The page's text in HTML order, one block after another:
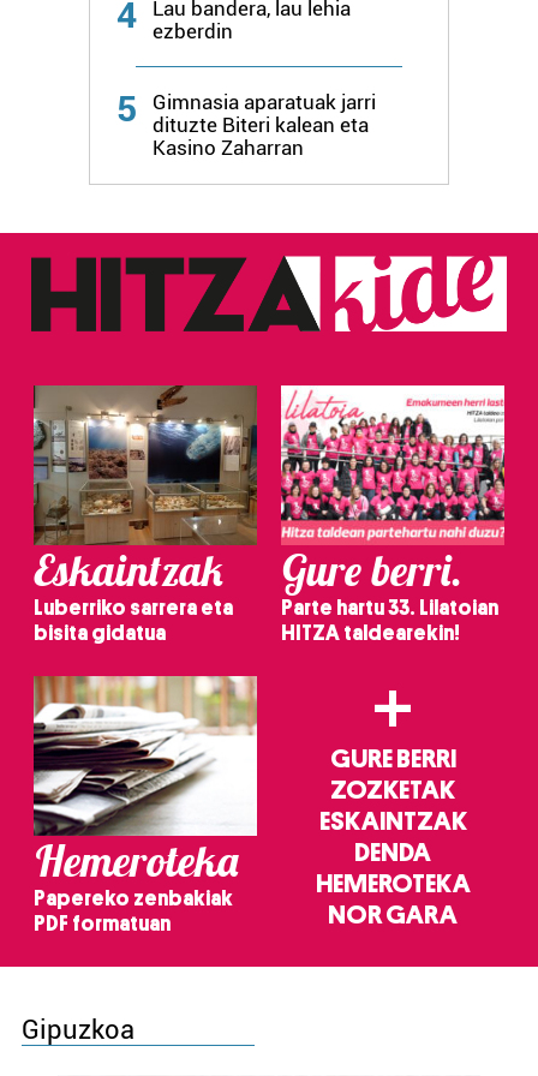
4
Lau bandera, lau lehia
ezberdin
5
Gimnasia aparatuak jarri
dituzte Biteri kalean eta
Kasino Zaharran
Eskaintzak
Luberriko sarrera eta
bisita gidatua
Gure berri.
Parte hartu 33. Lilatoian
HITZA taldearekin!
Hemeroteka
Papereko zenbakiak
PDF formatuan
+
GURE BERRI
ZOZKETAK
ESKAINTZAK
DENDA
HEMEROTEKA
NOR GARA
Gipuzkoa